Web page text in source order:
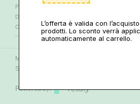
PRIVACY E COOKIE
DISCLAIMER
CONDIZIONI
Miele Manuka di Ortofrutta Schiavi di
Scotti da Vigoleno, 44 - 29013
Powered by:
L’offerta è valida con
prodotti. Lo sconto verrà
automaticamente al carrello.